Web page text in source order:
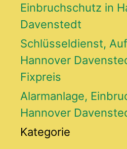
Einbruchschutz in
Davenstedt
Schlüsseldienst,
Hannover
Fixpreis
Alarmanlage,
Hannover
Kategorie